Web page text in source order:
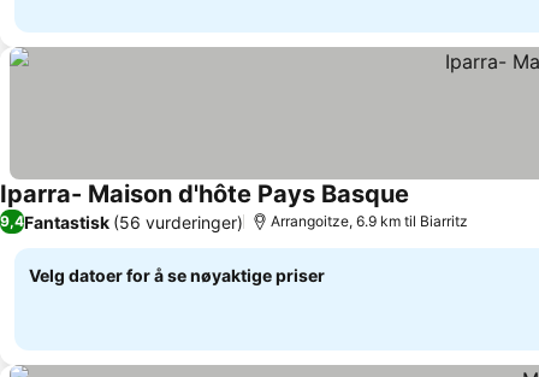
Iparra- Maison d'hôte Pays Basque
9,4Fantastisk (56 vurderinger) Arrangoitze, 6.9 km til Biarritz
Velg datoer for å se nøyaktige priser